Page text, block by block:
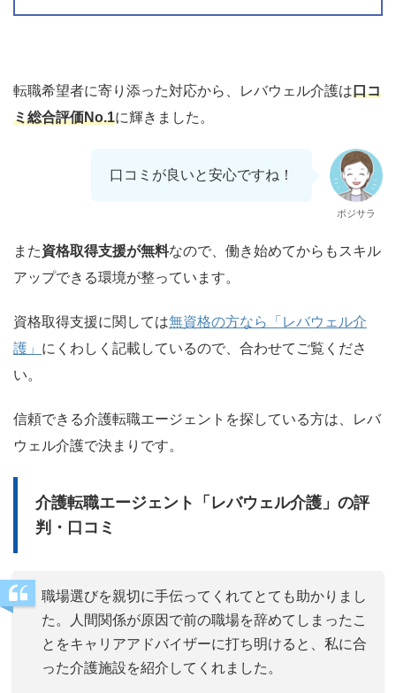
転職希望者に寄り添った対応から、レバウェル介護は口コ
ミ総合評価No.1に輝きました。
口コミが良いと安心ですね！
ポジサラ
また資格取得支援が無料なので、働き始めてからもスキル
アップできる環境が整っています。
資格取得支援に関しては無資格の方なら「レバウェル介
護」 にくわしく記載しているので、合わせてご覧くださ
い。
信頼できる介護転職エージェントを探している方は、レバ
ウェル介護で決まりです。
介護転職エージェント「レバウェル介護」の評
判・口コミ
職場選びを親切に手伝ってくれてとても助かりまし
た。人間関係が原因で前の職場を辞めてしまったこ
とをキャリアアドバイザーに打ち明けると、私に合
った介護施設を紹介してくれました。